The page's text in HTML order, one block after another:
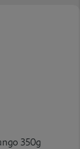
350g